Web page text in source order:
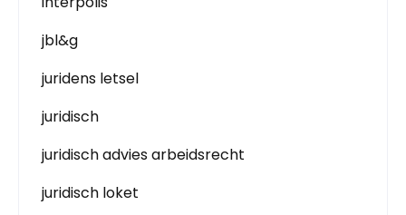
jbl&g
juridens letsel
juridisch
juridisch advies arbeidsrecht
juridisch loket